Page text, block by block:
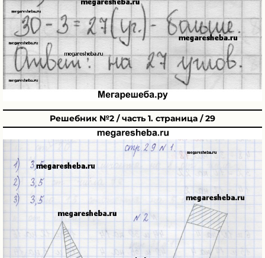
Решебник №2 / часть 1. страница / 29